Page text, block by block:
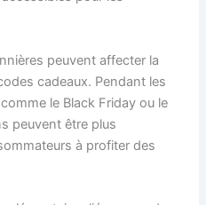
peuvent affecter la
cadeaux. Pendant les
le Black Friday ou le
peuvent être plus
à profiter des